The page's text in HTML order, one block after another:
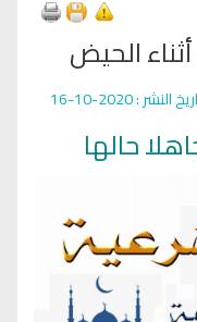
الحيض
النشر: 2020-10-16
حالها